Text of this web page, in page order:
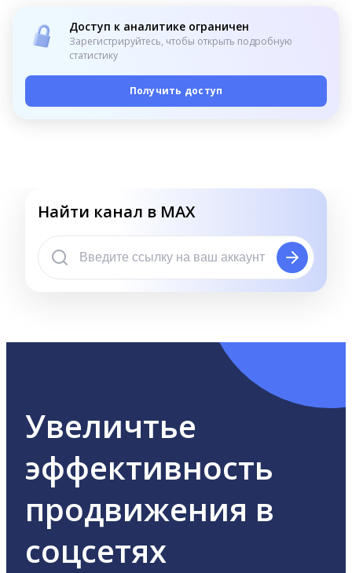
Доступ к аналитике ограничен
Зарегистрируйтесь, чтобы открыть подробную
статистику
Получить доступ
Найти канал в MAX
Увеличтье
эффективность
продвижения в
соцсетях